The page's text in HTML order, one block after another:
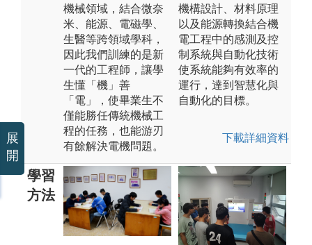
機械領域，結合微奈
米、能源、電磁學、
生醫等跨領域學科，
因此我們訓練的是新
一代的工程師，讓學
生懂「機」善
「電」，使畢業生不
僅能勝任傳統機械工
程的任務，也能游刃
有餘解決電機問題。
機構設計、材料原理
以及能源轉換結合機
電工程中的感測及控
制系統與自動化技術
使系統能夠有效率的
運行，達到智慧化與
自動化的目標。
下載詳細資料
學習
方法
展
開